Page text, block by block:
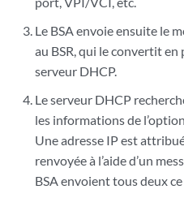
Le BSA envoie ensuite le
au BSR, qui le convertit en
serveur DHCP.
Le serveur DHCP
les informations de
Une adresse IP est
renvoyée à l’aide d’un
BSA envoient tous deux